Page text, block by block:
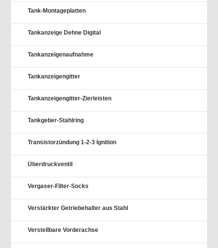
Tank-Montageplatten
Tankanzeige Dehne Digital
Tankanzeigenaufnahme
Tankanzeigengitter
Tankanzeigengitter-Zierleisten
Tankgeber-Stahlring
Transistorzündung 1-2-3 Ignition
Überdruckventil
Vergaser-Filter-Socks
Verstärkter Getriebehalter aus Stahl
Verstellbare Vorderachse